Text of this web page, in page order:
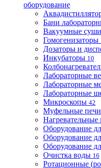
оборудование
Бани
Вакуумные
Гомогенизаторы
Дозаторы и
Инкубаторы 10
Лабораторные
Лабораторные
Лабораторные
Микроскопы 42
Муфельные
Оборудование
Оборудование
Оборудование
Очистка воды 16
Ротационные